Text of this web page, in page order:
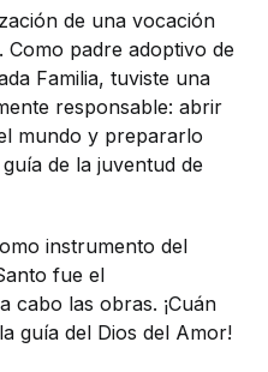
de una vocación
padre adoptivo de
Familia, tuviste una
responsable: abrir
mundo y prepararlo
de la juventud de
instrumento del
fue el
cabo las obras. ¡Cuán
guía del Dios del Amor!